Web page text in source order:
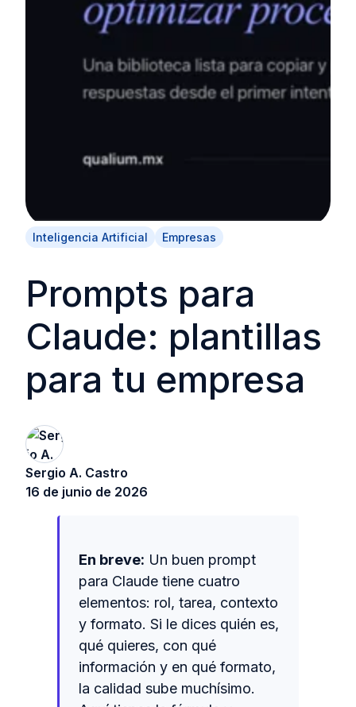
Inteligencia Artificial Empresas
Prompts para
Claude: plantillas
para tu empresa
Sergio A. Castro
16 de junio de 2026
En breve: Un buen prompt
para Claude tiene cuatro
elementos: rol, tarea, contexto
y formato. Si le dices quién es,
qué quieres, con qué
información y en qué formato,
la calidad sube muchísimo.